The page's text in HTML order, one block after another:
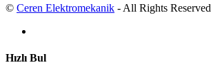
© Ceren Elektromekanik - All Rights Reserved
Hızlı Bul